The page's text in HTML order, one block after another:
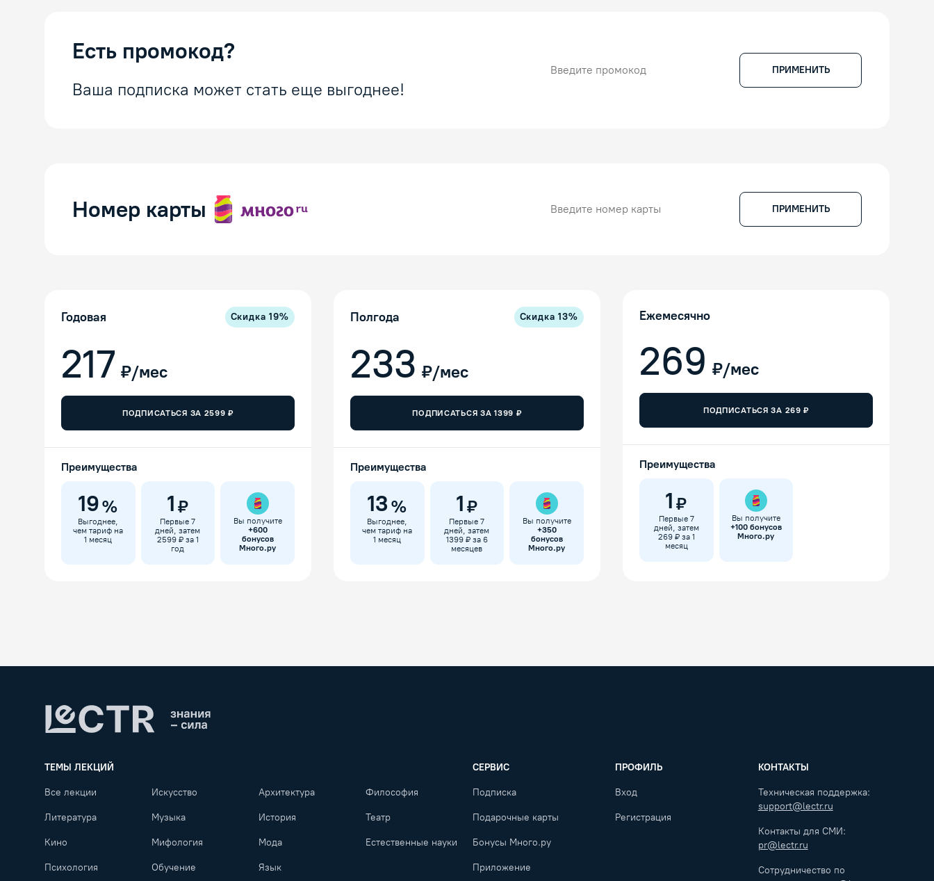
Есть промокод?
Ваша подписка может стать еще выгоднее!
ПРИМЕНИТЬ
Номер карты ПРИМЕНИТЬ
Годовая Скидка19%
217 ₽/мес
ПОДПИСАТЬСЯ ЗА 2599 ₽
Преимущества
19%
Выгоднее,
чем тариф на
1 месяц
1 ₽
Первые 7
дней, затем
2599 ₽ за 1
год
Вы получите
+600
бонусов
Много.ру
Полгода Скидка13%
233 ₽/мес
ПОДПИСАТЬСЯ ЗА1399 ₽
Преимущества
13 %
Выгоднее,
чем тариф на
1 месяц
1 ₽
Первые 7
дней, затем
1399 ₽ за 6
месяцев
Вы получите
+350
бонусов
Много.ру
Ежемесячно
269 ₽/мес
ПОДПИСАТЬСЯ ЗА 269 ₽
Преимущества
1 ₽
Первые 7
дней, затем
269 ₽ за 1
месяц
Вы получите
+100бонусов
Много.ру
ТЕМЫ ЛЕКЦИЙ
Все лекции Искусство Архитектура Философия
Литература Музыка История Театр
Кино Мифология Мода Естественные науки
Психология Обучение Язык
СЕРВИС
Подписка
Подарочные карты
Бонусы Много.ру
Приложение
ПРОФИЛЬ
Вход
Регистрация
КОНТАКТЫ
Техническая поддержка:
support@lectr.ru
Контакты для СМИ:
pr@lectr.ru
Сотрудничество по